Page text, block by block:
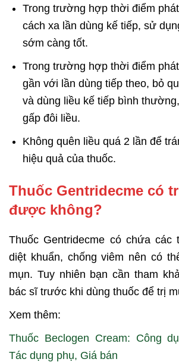
Trong trường hợp thời điểm
cách xa lần dùng kế tiếp, sử
sớm càng tốt.
Trong trường hợp thời điểm
gần với lần dùng tiếp theo, bỏ
và dùng liều kế tiếp bình
gấp đôi liều.
Không quên liều quá 2 lần để
hiệu quả của thuốc.
Thuốc Gentridecme có
được không?
Thuốc Gentridecme có chứa các
diệt khuẩn, chống viêm nên có
mụn. Tuy nhiên bạn cần tham
bác sĩ trước khi dùng thuốc để trị
Xem thêm:
Thuốc Beclogen Cream: Công
Tác dụng phụ, Giá bán